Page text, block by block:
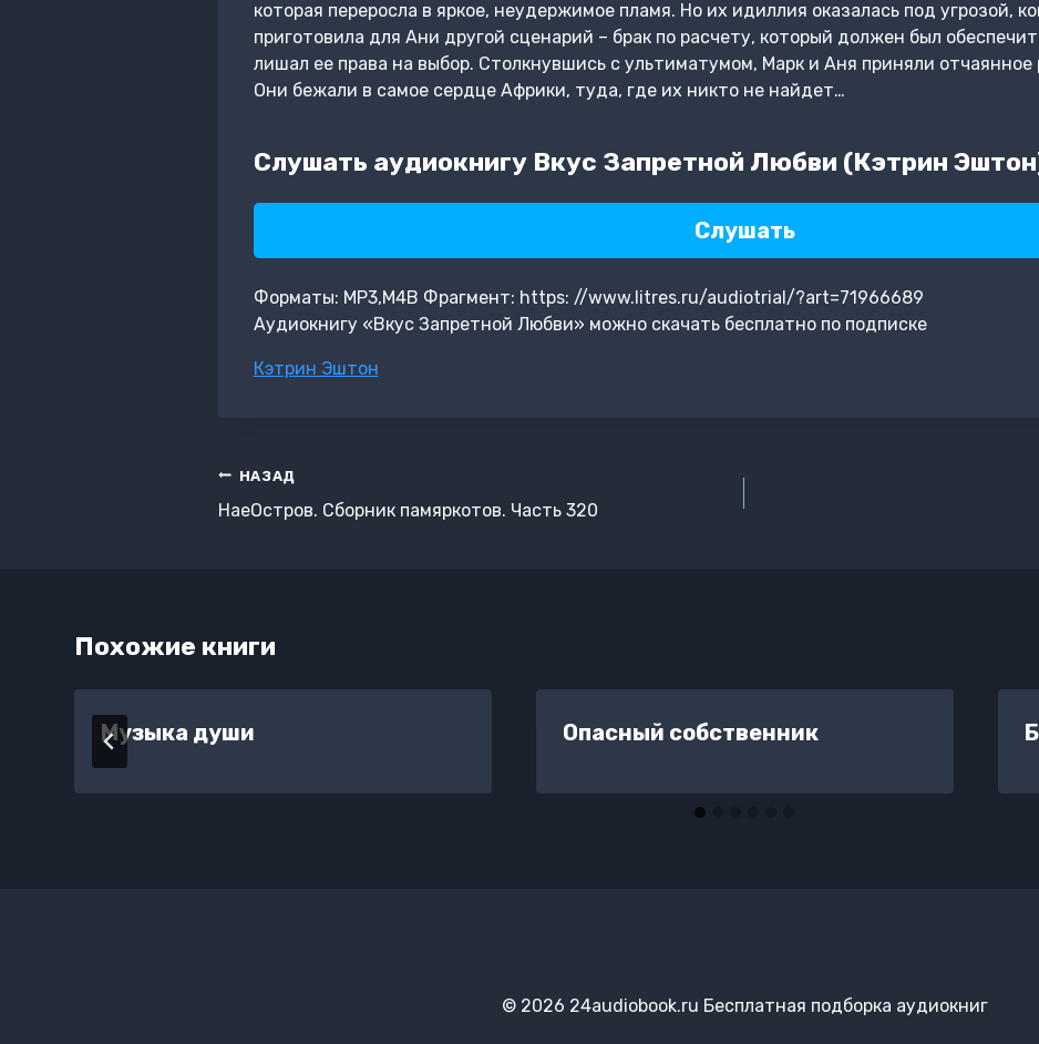
которая переросла в яркое, неудержимое пламя. Но их идиллия оказалась под угрозой,
приготовила для Ани другой сценарий – брак по расчету, который должен был
лишал ее права на выбор. Столкнувшись с ультиматумом, Марк и Аня приняли
Они бежали в самое сердце Африки, туда, где их никто не найдет…
Слушать аудиокнигу Вкус Запретной Любви (Кэтрин
Слушать
Форматы: MP3,M4B Фрагмент: https: //www.litres.ru/audiotrial/?art=71966689
Аудиокнигу «Вкус Запретной Любви» можно скачать бесплатно по подписке
Метки
Кэтрин Эштон
Навигация
по
НАЗАД
НаеОстров. Сборник памяркотов. Часть 320
Похожие книги
Музыка души Опасный собственник
© 2026 24audiobook.ru Бесплатная подборка аудиокниг